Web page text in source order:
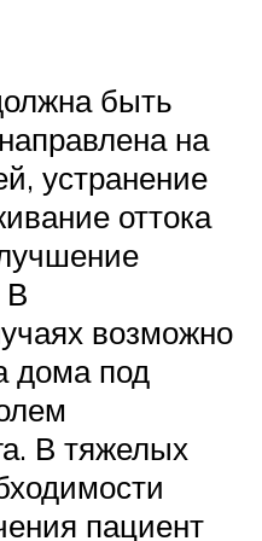
быть
на
устранение
оттока
В
возможно
дома под
В тяжелых
пациент